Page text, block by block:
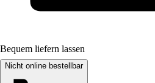
Bequem liefern lassen
Nicht online bestellbar